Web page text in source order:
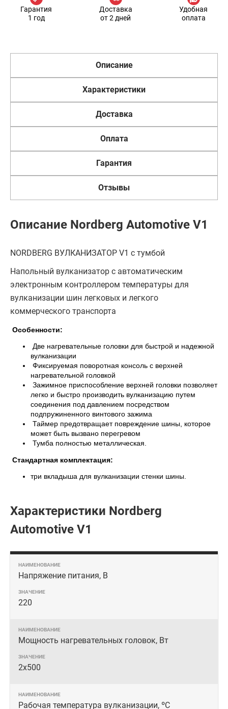
Гарантия
1 год
Доставка
от 2 дней
Удобная
оплата
Описание
Характеристики
Доставка
Оплата
Гарантия
Отзывы
Описание Nordberg Automotive V1
NORDBERG ВУЛКАНИЗАТОР V1 с тумбой
Напольный вулканизатор с автоматическим
электронным контроллером температуры для
вулканизации шин легковых и легкого
коммерческого транспорта
Особенности:
Две нагревательные головки для быстрой и надежной
вулканизации
Фиксируемая поворотная консоль с верхней
нагревательной головкой
Зажимное приспособление верхней головки позволяет
легко и быстро производить вулканизацию путем
соединения под давлением посредством
подпружиненного винтового зажима
Таймер предотвращает повреждение шины, которое
может быть вызвано перегревом
Тумба полностью металлическая.
Стандартная комплектация:
три вкладыша для вулканизации стенки шины.
Характеристики Nordberg
Automotive V1
Напряжение питания, В
220
Мощность нагревательных головок, Вт
2х500
Рабочая температура вулканизации, ºС